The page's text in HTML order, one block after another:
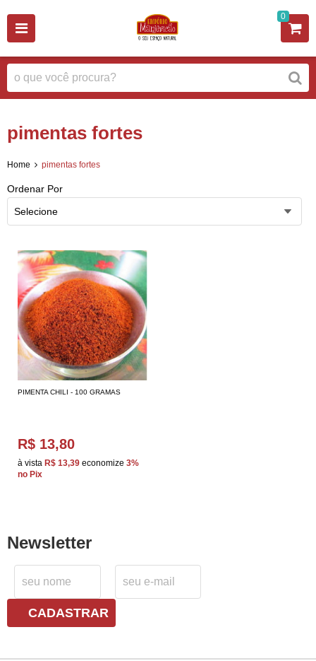
0
pimentas fortes
Home pimentas fortes
Ordenar Por
Selecione
PIMENTA CHILI - 100 GRAMAS
R$ 13,80
à vista R$ 13,39 economize 3%
no Pix
Newsletter
CADASTRAR